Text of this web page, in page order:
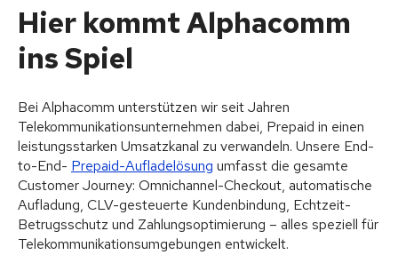
Hier kommt Alphacomm
ins Spiel
Bei Alphacomm unterstützen wir seit Jahren
Telekommunikationsunternehmen dabei, Prepaid in einen
leistungsstarken Umsatzkanal zu verwandeln. Unsere End-
to-End- Prepaid-Aufladelösung umfasst die gesamte
Customer Journey: Omnichannel-Checkout, automatische
Aufladung, CLV-gesteuerte Kundenbindung, Echtzeit-
Betrugsschutz und Zahlungsoptimierung – alles speziell für
Telekommunikationsumgebungen entwickelt.